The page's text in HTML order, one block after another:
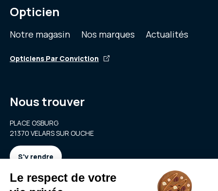
Opticien
Notre magasin Nos marques Actualités
Opticiens Par Conviction
Nous trouver
PLACE OSBURG
21370 VELARS SUR OUCHE
S'y rendre